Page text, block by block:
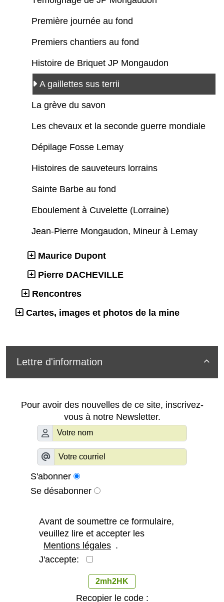
Première journée au fond
Premiers chantiers au fond
Histoire de Briquet JP Mongaudon
A gaillettes sus terrii
La grève du savon
Les chevaux et la seconde guerre mondiale
Dépilage Fosse Lemay
Histoires de sauveteurs lorrains
Sainte Barbe au fond
Eboulement à Cuvelette (Lorraine)
Jean-Pierre Mongaudon, Mineur à Lemay
Maurice Dupont
Pierre DACHEVILLE
Rencontres
Cartes, images et photos de la mine

Lettre d'information
Pour avoir des nouvelles de ce site, inscrivez-
vous à notre Newsletter.
S'abonner
Se désabonner
Avant de soumettre ce formulaire,
veuillez lire et accepter les
Mentions légales .
J'accepte:
2mh2HK
Recopier le code :